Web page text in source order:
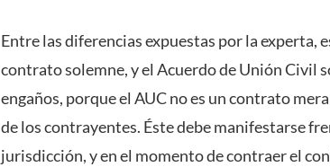
Entre las diferencias expuestas por la
contrato solemne, y el Acuerdo de Unión Civil
engaños, porque el AUC no es un contrato
de los contrayentes. Éste debe manifestarse
jurisdicción, y en el momento de contraer el